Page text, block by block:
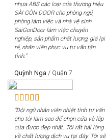
nhựa ABS các loại của thương hiệu
SÀI GÒN DOOR cho phòng ngủ,
phòng làm việc và nhà vệ sinh.
SaiGonDoor làm việc chuyên
nghiệp, sản phẩm chất lượng, giá lại
rẻ, nhân viên phục vụ tư vấn tận
tình."
Quỳnh Nga / Quận 7
"Đội ngũ nhân viên nhiệt tình tư vấn
cho tôi làm sao để chọn cửa và lắp
cửa được đẹp nhất. Tôi rất hài lòng
về chất lượng dịch vụ tại đây. Tôi sẽ